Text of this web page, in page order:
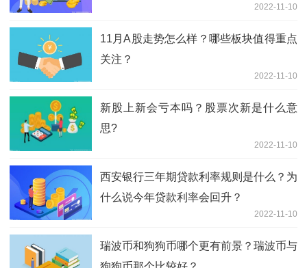
2022-11-10
11月A股走势怎么样？哪些板块值得重点
关注？
2022-11-10
新股上新会亏本吗？股票次新是什么意
思?
2022-11-10
西安银行三年期贷款利率规则是什么？为
什么说今年贷款利率会回升？
2022-11-10
瑞波币和狗狗币哪个更有前景？瑞波币与